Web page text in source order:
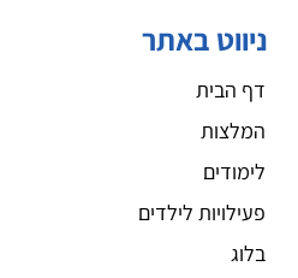
ניווט באתר
דף הבית
המלצות
לימודים
פעילויות לילדים
בלוג